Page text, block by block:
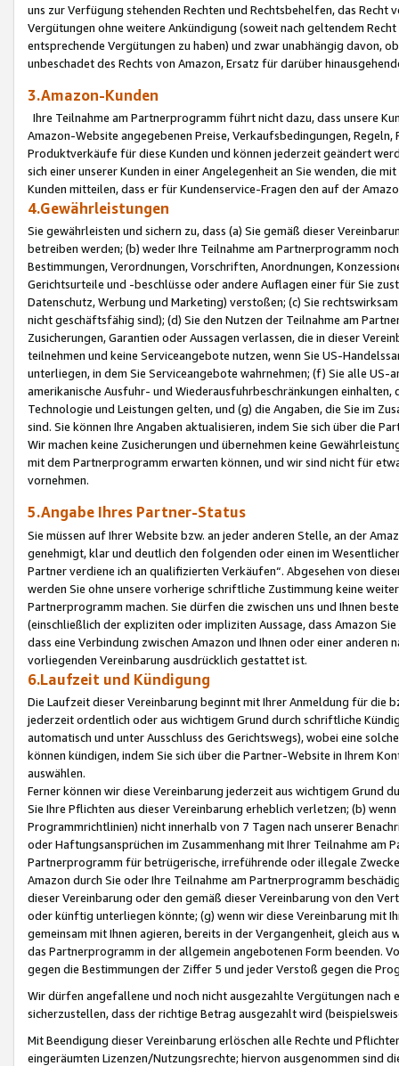
uns zur Verfügung stehenden Rechten und Rechtsbehelfen, das
Vergütungen ohne weitere Ankündigung (soweit nach geltendem
entsprechende Vergütungen zu haben) und zwar unabhängig davon,
unbeschadet des Rechts von Amazon, Ersatz für darüber
3.Amazon-Kunden
Ihre Teilnahme am Partnerprogramm führt nicht dazu, dass unsere
Amazon-Website angegebenen Preise, Verkaufsbedingungen,
Produktverkäufe für diese Kunden und können jederzeit geändert
sich einer unserer Kunden in einer Angelegenheit an Sie wenden, die
Kunden mitteilen, dass er für Kundenservice-Fragen den auf der
4.Gewährleistungen
Sie gewährleisten und sichern zu, dass (a) Sie gemäß dieser
betreiben werden; (b) weder Ihre Teilnahme am Partnerprogramm
Bestimmungen, Verordnungen, Vorschriften, Anordnungen,
Gerichtsurteile und -beschlüsse oder andere Auflagen einer für Sie
Datenschutz, Werbung und Marketing) verstoßen; (c) Sie
nicht geschäftsfähig sind); (d) Sie den Nutzen der Teilnahme am
Zusicherungen, Garantien oder Aussagen verlassen, die in dieser
teilnehmen und keine Serviceangebote nutzen, wenn Sie US-
unterliegen, in dem Sie Serviceangebote wahrnehmen; (f) Sie alle
amerikanische Ausfuhr- und Wiederausfuhrbeschränkungen
Technologie und Leistungen gelten, und (g) die Angaben, die Sie im
sind. Sie können Ihre Angaben aktualisieren, indem Sie sich über die
Wir machen keine Zusicherungen und übernehmen keine
mit dem Partnerprogramm erwarten können, und wir sind nicht für
vornehmen.
5.Angabe Ihres Partner-Status
Sie müssen auf Ihrer Website bzw. an jeder anderen Stelle, an der
genehmigt, klar und deutlich den folgenden oder einen im
Partner verdiene ich an qualifizierten Verkäufen“. Abgesehen von
werden Sie ohne unsere vorherige schriftliche Zustimmung keine
Partnerprogramm machen. Sie dürfen die zwischen uns und Ihnen
(einschließlich der expliziten oder impliziten Aussage, dass Amazon
dass eine Verbindung zwischen Amazon und Ihnen oder einer
vorliegenden Vereinbarung ausdrücklich gestattet ist.
6.Laufzeit und Kündigung
Die Laufzeit dieser Vereinbarung beginnt mit Ihrer Anmeldung für die
jederzeit ordentlich oder aus wichtigem Grund durch schriftliche
automatisch und unter Ausschluss des Gerichtswegs), wobei eine
können kündigen, indem Sie sich über die Partner-Website in Ihrem
auswählen.
Ferner können wir diese Vereinbarung jederzeit aus wichtigem Grund
Sie Ihre Pflichten aus dieser Vereinbarung erheblich verletzen; (b)
Programmrichtlinien) nicht innerhalb von 7 Tagen nach unserer
oder Haftungsansprüchen im Zusammenhang mit Ihrer Teilnahme am
Partnerprogramm für betrügerische, irreführende oder illegale
Amazon durch Sie oder Ihre Teilnahme am Partnerprogramm
dieser Vereinbarung oder den gemäß dieser Vereinbarung von den
oder künftig unterliegen könnte; (g) wenn wir diese Vereinbarung mit
gemeinsam mit Ihnen agieren, bereits in der Vergangenheit, gleich
das Partnerprogramm in der allgemein angebotenen Form beenden.
gegen die Bestimmungen der Ziffer 5 und jeder Verstoß gegen die
Wir dürfen angefallene und noch nicht ausgezahlte Vergütungen
sicherzustellen, dass der richtige Betrag ausgezahlt wird
Mit Beendigung dieser Vereinbarung erlöschen alle Rechte und
eingeräumten Lizenzen/Nutzungsrechte; hiervon ausgenommen sind